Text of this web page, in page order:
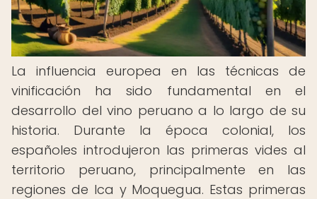
La influencia europea en las técnicas de
vinificación ha sido fundamental en el
desarrollo del vino peruano a lo largo de su
historia. Durante la época colonial, los
españoles introdujeron las primeras vides al
territorio peruano, principalmente en las
regiones de Ica y Moquegua. Estas primeras